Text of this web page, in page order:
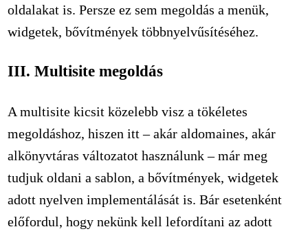
oldalakat is. Persze ez sem megoldás a menük,
widgetek, bővítmények többnyelvűsítéséhez.
III. Multisite megoldás
A multisite kicsit közelebb visz a tökéletes
megoldáshoz, hiszen itt – akár aldomaines, akár
alkönyvtáras változatot használunk – már meg
tudjuk oldani a sablon, a bővítmények, widgetek
adott nyelven implementálását is. Bár esetenként
előfordul, hogy nekünk kell lefordítani az adott